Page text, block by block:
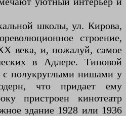
школы, ул. Кирова,
строение,
века, и, пожалуй, самое
в Адлере. Типовой
с полукруглыми нишами у
что придает ему
пристроен кинотеатр
здание 1928 или 1936